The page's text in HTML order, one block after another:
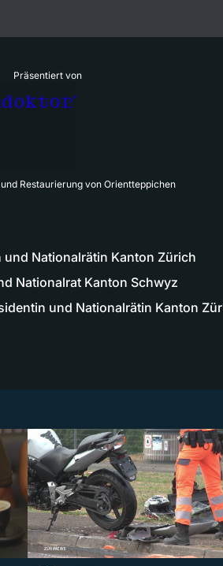
Präsentiert von
Restaurierung von Orientteppichen
Nationalrätin Kanton Zürich
Nationalrat Kanton Schwyz
und Nationalrätin Kanton